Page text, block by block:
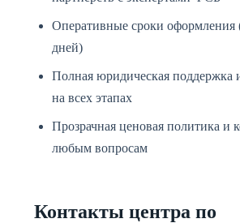
Оперативные сроки оформления
дней)
Полная юридическая поддержка
на всех этапах
Прозрачная ценовая политика и
любым вопросам
Контакты центра по